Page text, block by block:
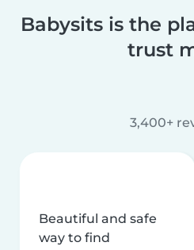
Babysits is the
trust
3,400+
Beautiful and safe
way to find